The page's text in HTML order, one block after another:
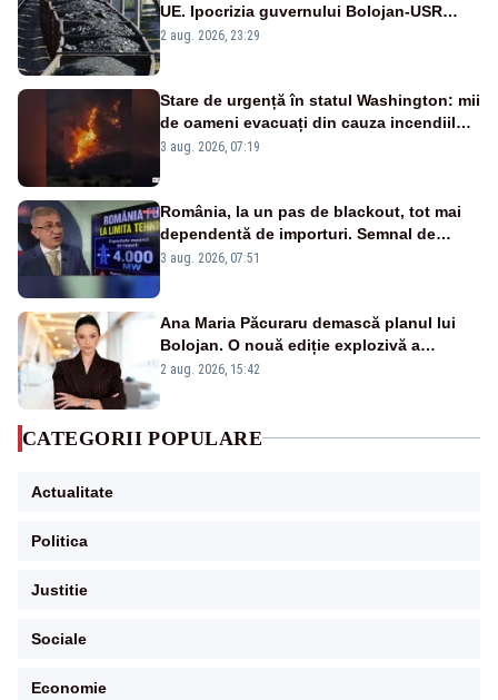
UE. Ipocrizia guvernului Bolojan-USR
după starea de alertă
2 aug. 2026, 23:29
Stare de urgență în statul Washington: mii
de oameni evacuați din cauza incendiilor
puternice de vegetație
3 aug. 2026, 07:19
România, la un pas de blackout, tot mai
dependentă de importuri. Semnal de
alarmă tras de un expert în energie
3 aug. 2026, 07:51
Ana Maria Păcuraru demască planul lui
Bolojan. O nouă ediție explozivă a
emisiunii „Miza Zilei” la Realitatea PLUS
2 aug. 2026, 15:42
CATEGORII POPULARE
Actualitate
Politica
Justitie
Sociale
Economie